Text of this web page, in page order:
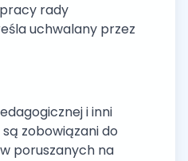
rady
uchwalany przez
i inni
zobowiązani do
poruszanych na